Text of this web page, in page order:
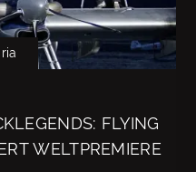
FLYING
WELTPREMIERE